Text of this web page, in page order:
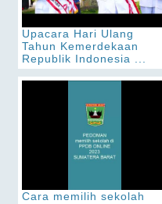
Upacara Hari Ulang
Tahun Kemerdekaan
Republik Indonesia ...
Cara memilih sekolah